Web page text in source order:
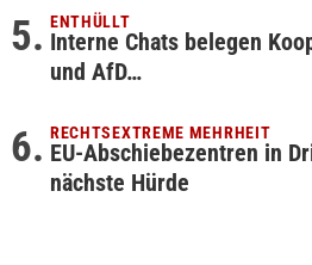
ENTHÜLLT
Interne Chats belegen
und AfD…
RECHTSEXTREME MEHRHEIT
EU-Abschiebezentren in
nächste Hürde